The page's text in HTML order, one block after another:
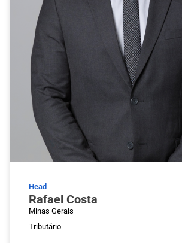
Head
Rafael Costa
Minas Gerais
Tributário